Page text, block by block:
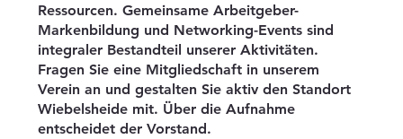
Ressourcen. Gemeinsame Arbeitgeber-
Markenbildung und Networking-Events sind
integraler Bestandteil unserer Aktivitäten.
Fragen Sie eine Mitgliedschaft in unserem
Verein an und gestalten Sie aktiv den Standort
Wiebelsheide mit. Über die Aufnahme
entscheidet der Vorstand.